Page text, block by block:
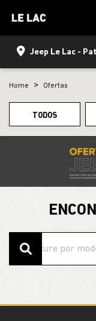
Jeep Le Lac -
Home Ofertas
TODOS